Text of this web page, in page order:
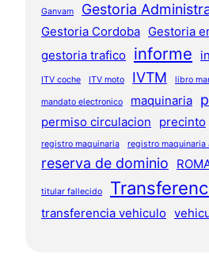
Ganvam Gestoria
Gestoria Cordoba Gestoria
gestoria trafico
informe
ITV coche ITV moto IVTM libro
mandato electronico maquinaria
permiso circulacion precinto
registro maquinaria
registro maquinaria
reserva de dominio
titular fallecido
transferencia vehiculo